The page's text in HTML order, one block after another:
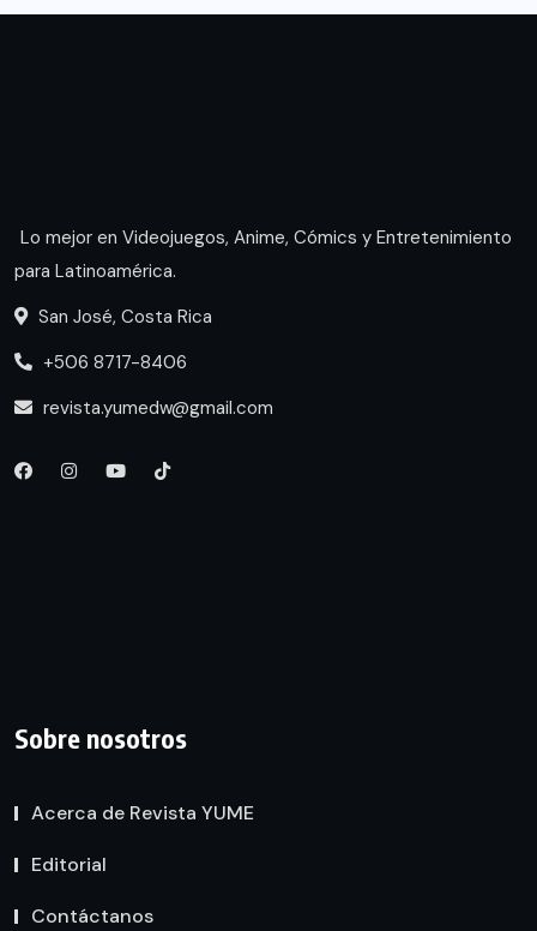
Lo mejor en Videojuegos, Anime, Cómics y Entretenimiento
para Latinoamérica.
San José, Costa Rica
+506 8717-8406
revista.yumedw@gmail.com
Sobre nosotros
Acerca de Revista YUME
Editorial
Contáctanos